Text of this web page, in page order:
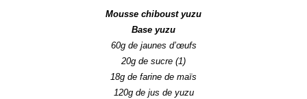
Mousse chiboust yuzu
Base yuzu
60g de jaunes d’œufs
20g de sucre (1)
18g de farine de maïs
120g de jus de yuzu